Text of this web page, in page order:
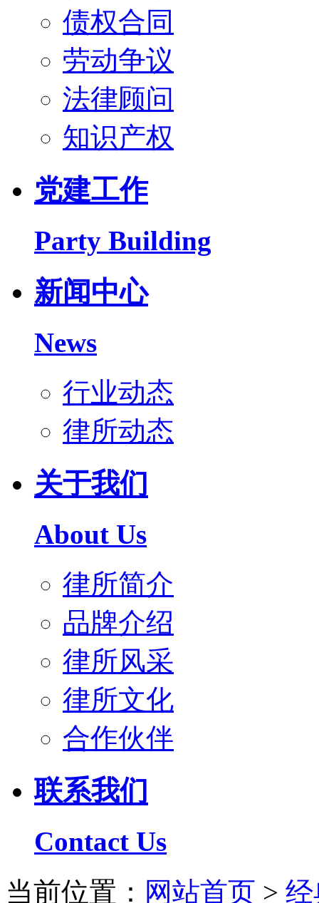
债权合同
劳动争议
法律顾问
知识产权
党建工作
Party Building
新闻中心
News
行业动态
律所动态
关于我们
About Us
律所简介
品牌介绍
律所风采
律所文化
合作伙伴
联系我们
Contact Us
当前位置： 网站首页 >